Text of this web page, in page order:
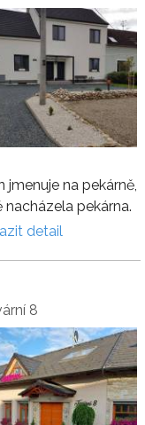
na pekárně,
pekárna.
detail
8